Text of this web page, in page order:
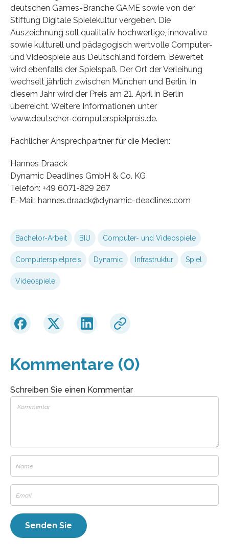
deutschen Games-Branche GAME sowie von der
Stiftung Digitale Spielekultur vergeben. Die
Auszeichnung soll qualitativ hochwertige, innovative
sowie kulturell und pädagogisch wertvolle Computer-
und Videospiele aus Deutschland fördern. Bewertet
wird ebenfalls der Spielspaß. Der Ort der Verleihung
wechselt jährlich zwischen München und Berlin. In
diesem Jahr wird der Preis am 21. April in Berlin
überreicht. Weitere Informationen unter
www.deutscher-computerspielpreis.de.
Fachlicher Ansprechpartner für die Medien:
Hannes Draack
Dynamic Deadlines GmbH & Co. KG
Telefon: +49 6071-829 267
E-Mail: hannes.draack@dynamic-deadlines.com
Bachelor-Arbeit BIU Computer- und Videospiele
Computerspielpreis Dynamic Infrastruktur Spiel
Videospiele
Kommentare (0)
Schreiben Sie einen Kommentar